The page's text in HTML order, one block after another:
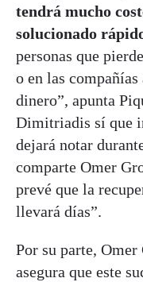
tendrá mucho
solucionado
personas que
o en las compañías
dinero”, apunta
Dimitriadis sí que
dejará notar
comparte Omer
prevé que la
llevará días”.
Por su parte,
asegura que este